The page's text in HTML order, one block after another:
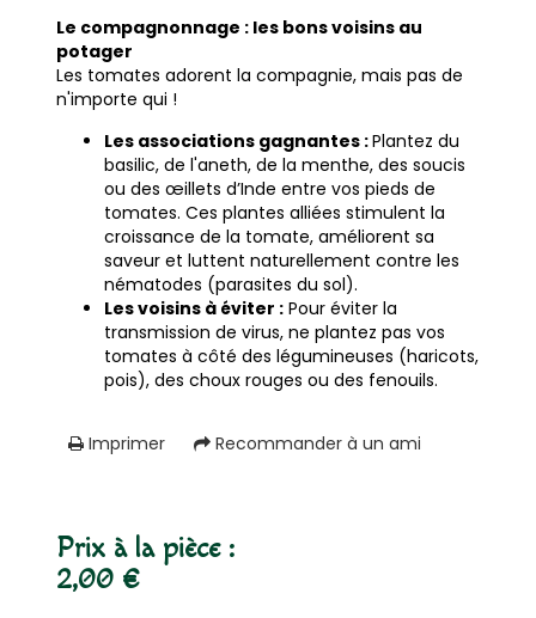
Le compagnonnage : les bons voisins au
potager
Les tomates adorent la compagnie, mais pas de
n'importe qui !
Les associations gagnantes :Plantez du
basilic, de l'aneth, de la menthe, des soucis
ou des œillets d’Inde entre vos pieds de
tomates. Ces plantes alliées stimulent la
croissance de la tomate, améliorent sa
saveur et luttent naturellement contre les
nématodes (parasites du sol).
Les voisins à éviter : Pour éviter la
transmission de virus, ne plantez pas vos
tomates à côté des légumineuses (haricots,
pois), des choux rouges ou des fenouils.
Imprimer Recommander à un ami
Prix à la pièce :
2,00 €